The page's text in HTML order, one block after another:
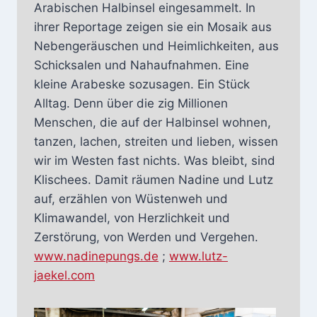
Arabischen Halbinsel eingesammelt. In
ihrer Reportage zeigen sie ein Mosaik aus
Nebengeräuschen und Heimlichkeiten, aus
Schicksalen und Nahaufnahmen. Eine
kleine Arabeske sozusagen. Ein Stück
Alltag. Denn über die zig Millionen
Menschen, die auf der Halbinsel wohnen,
tanzen, lachen, streiten und lieben, wissen
wir im Westen fast nichts. Was bleibt, sind
Klischees. Damit räumen Nadine und Lutz
auf, erzählen von Wüstenweh und
Klimawandel, von Herzlichkeit und
Zerstörung, von Werden und Vergehen.
www.nadinepungs.de ; www.lutz-
jaekel.com